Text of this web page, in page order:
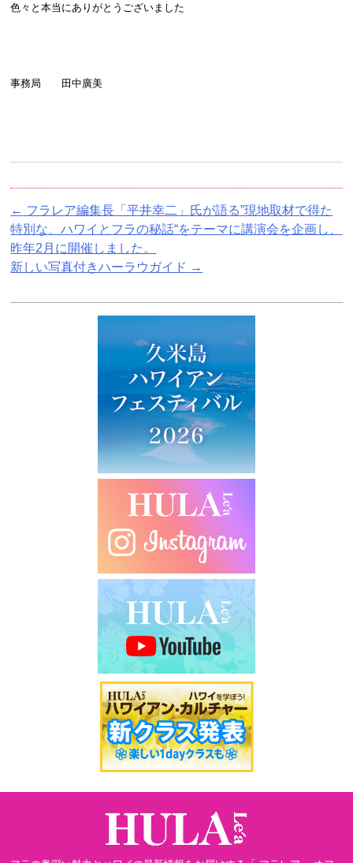
色々と本当にありがとうございました
事務局 田中廣美
← フラレア編集長「平井幸二」氏が語る”現地取材で得た
特別な、ハワイとフラの秘話“をテーマに講演会を企画し、
昨年2月に開催しました。
新しい写真付きハーラウガイド →